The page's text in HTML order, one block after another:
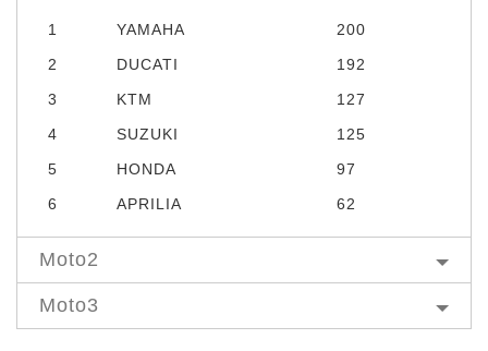
1 YAMAHA
200
2
DUCATI
192
3
KTM
127
4
SUZUKI
125
5
HONDA
97
6
APRILIA 62
Moto2
Moto3